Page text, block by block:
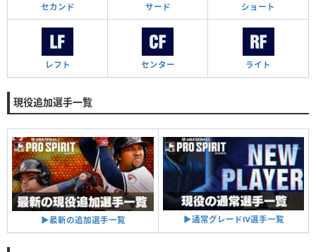
セカンド サード ショート
レフト センター ライト
現役追加選手一覧
▶︎最新の追加選手一覧 ▶︎通常グレードⅣ選手一覧